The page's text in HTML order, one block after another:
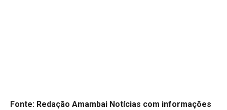
Fonte: Redação Amambai Notícias com informações